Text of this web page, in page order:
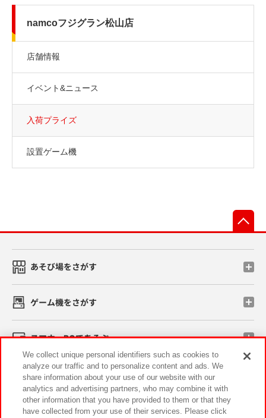
namcoフジグラン松山店
店舗情報
イベント&ニュース
入荷プライズ
設置ゲーム機
あそび場をさがす
ゲーム機をさがす
スマホ・PCであそぶ
イベント・キャンペーン
We collect unique personal identifiers such as cookies to
analyze our traffic and to personalize content and ads. We
share information about your use of our website with our
analytics and advertising partners, who may combine it with
other information that you have provided to them or that they
have collected from your use of their services. Please click